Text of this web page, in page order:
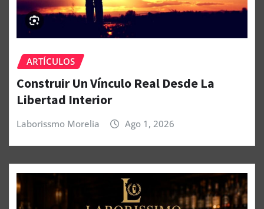
ARTÍCULOS
Construir Un Vínculo Real Desde La
Libertad Interior
Laborissmo Morelia Ago 1, 2026